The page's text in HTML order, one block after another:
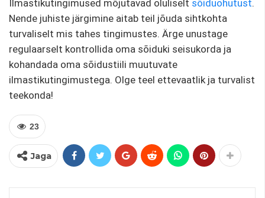
Ilmastikutingimused mõjutavad oluliselt sõiduohutust.
Nende juhiste järgimine aitab teil jõuda sihtkohta
turvaliselt mis tahes tingimustes. Ärge unustage
regulaarselt kontrollida oma sõiduki seisukorda ja
kohandada oma sõidustiili muutuvate
ilmastikutingimustega. Olge teel ettevaatlik ja turvalist
teekonda!
23
Jaga